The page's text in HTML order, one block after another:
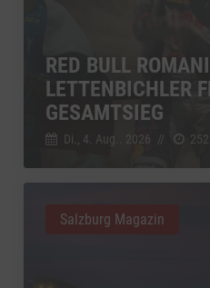
RED BULL
LETTENBICHLER
GESAMTSIEG
Di., 4. Aug.. 2026 // 252
Salzburg Magazin